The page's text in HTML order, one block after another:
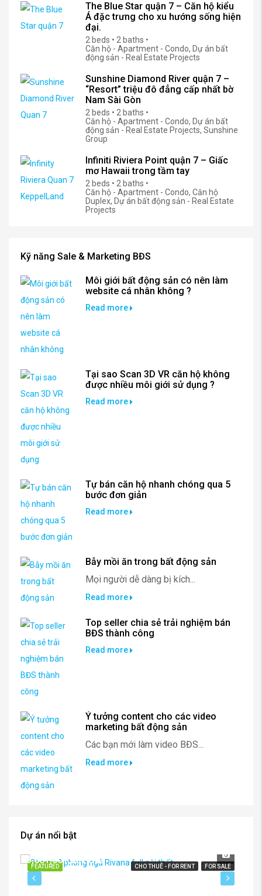
The Blue Star quận 7 – Căn hộ kiểu
Á đặc trưng cho xu hướng sống hiện
đại.
2 beds • 2 baths •
Căn hộ - Apartment - Condo, Dự án bất
động sản - Real Estate Projects
Sunshine Diamond River quận 7 –
“Resort” triệu đô đẳng cấp nhất bờ
Nam Sài Gòn
2 beds • 2 baths •
Căn hộ - Apartment - Condo, Dự án bất
động sản - Real Estate Projects, Sunshine
Group
Infiniti Riviera Point quận 7 – Giấc
mơ Hawaii trong tầm tay
2 beds • 2 baths •
Căn hộ - Apartment - Condo, Căn hộ
Duplex, Dự án bất động sản - Real Estate
Projects
Kỹ năng Sale & Marketing BĐS
Môi giới bất động sản có nên làm
website cá nhân không ?
Read more
Tại sao Scan 3D VR căn hộ không
được nhiều môi giới sử dụng ?
Read more
Tự bán căn hộ nhanh chóng qua 5
bước đơn giản
Read more
Bẫy mồi ăn trong bất động sản
Mọi người dễ dàng bị kích...
Read more
Top seller chia sẻ trải nghiệm bán
BĐS thành công
Read more
Ý tưởng content cho các video
marketing bất động sản
Các bạn mới làm video BĐS...
Read more
Dự án nổi bật
FEATURED CHO THUÊ - FOR RENT FOR SALE
3,601,001,001VND